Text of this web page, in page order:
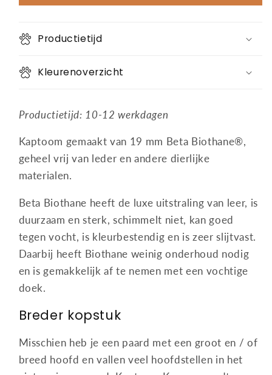
Productietijd
Kleurenoverzicht
Productietijd: 10-12 werkdagen
Kaptoom gemaakt van 19 mm Beta Biothane®,
geheel vrij van leder en andere dierlijke
materialen.
Beta Biothane heeft de luxe uitstraling van leer, is
duurzaam en sterk, schimmelt niet, kan goed
tegen vocht, is kleurbestendig en is zeer slijtvast.
Daarbij heeft Biothane weinig onderhoud nodig
en is gemakkelijk af te nemen met een vochtige
doek.
Breder kopstuk
Misschien heb je een paard met een groot en / of
breed hoofd en vallen veel hoofdstellen in het